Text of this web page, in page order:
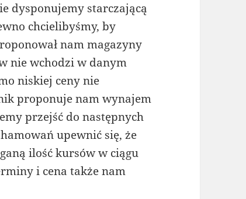
dysponujemy starczającą
chcielibyśmy, by
nam magazyny
nie wchodzi w danym
niskiej ceny nie
proponuje nam wynajem
przejść do następnych
upewnić się, że
ilość kursów w ciągu
i cena także nam